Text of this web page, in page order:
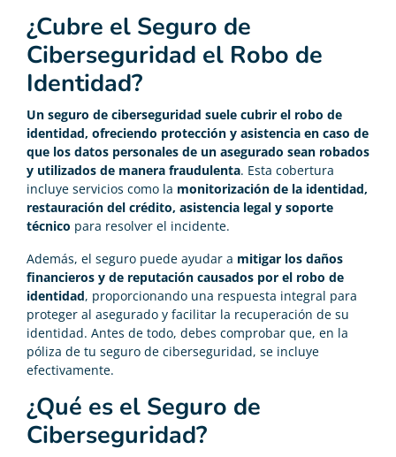
¿Cubre el Seguro de
Ciberseguridad el Robo de
Identidad?
Un seguro de ciberseguridad suele cubrir el robo de
identidad, ofreciendo protección y asistencia en caso de
que los datos personales de un asegurado sean robados
y utilizados de manera fraudulenta. Esta cobertura
incluye servicios como la monitorización de la identidad,
restauración del crédito, asistencia legal y soporte
técnico para resolver el incidente.
Además, el seguro puede ayudar a mitigar los daños
financieros y de reputación causados por el robo de
identidad, proporcionando una respuesta integral para
proteger al asegurado y facilitar la recuperación de su
identidad. Antes de todo, debes comprobar que, en la
póliza de tu seguro de ciberseguridad, se incluye
efectivamente.
¿Qué es el Seguro de
Ciberseguridad?